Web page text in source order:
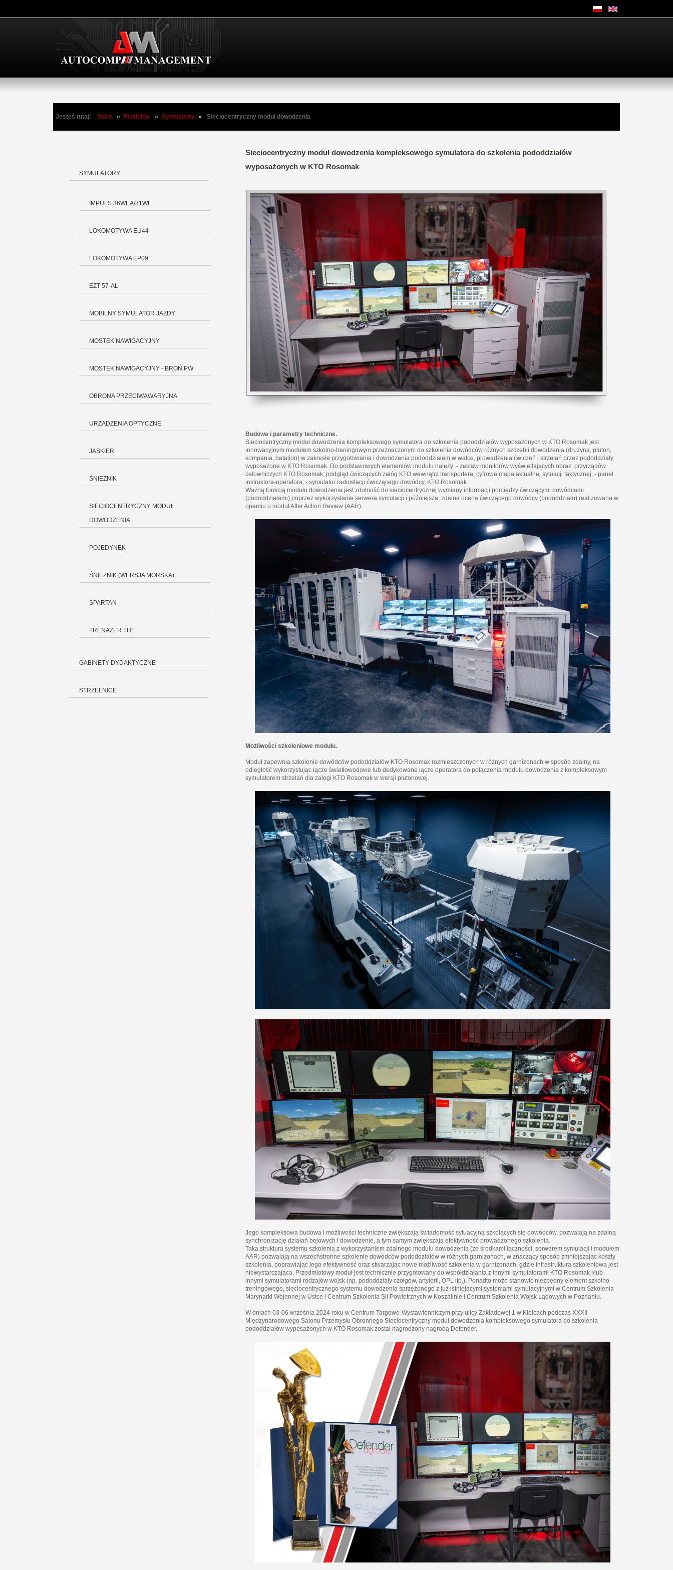
Jesteś tutaj: Start » Produkty » Symulatory » Sieciocentryczny moduł dowodzenia
SYMULATORY
IMPULS 36WEA/31WE
LOKOMOTYWA EU44
LOKOMOTYWA EP09
EZT 57-AL
MOBILNY SYMULATOR JAZDY
MOSTEK NAWIGACYJNY
MOSTEK NAWIGACYJNY - BROŃ PW
OBRONA PRZECIWAWARYJNA
URZĄDZENIA OPTYCZNE
JASKIER
ŚNIEŻNIK
SIECIOCENTRYCZNY MODUŁ
DOWODZENIA
POJEDYNEK
ŚNIEŻNIK (WERSJA MORSKA)
SPARTAN
TRENAŻER TH1
GABINETY DYDAKTYCZNE
STRZELNICE
Sieciocentryczny moduł dowodzenia kompleksowego symulatora do szkolenia pododdziałów
wyposażonych w KTO Rosomak
Budowa i parametry techniczne.
Sieciocentryczny moduł dowodzenia kompleksowego symulatora do szkolenia pododdziałów wyposażonych w KTO Rosomak jest
innowacyjnym modułem szkolno-treningowym przeznaczonym do szkolenia dowódców różnych szczebli dowodzenia (drużyna, pluton,
kompania, batalion) w zakresie przygotowania i dowodzenia pododdziałem w walce, prowadzenia ćwiczeń i strzelań przez pododdziały
wyposażone w KTO Rosomak. Do podstawowych elementów modułu należy: - zestaw monitorów wyświetlających obraz: przyrządów
celowniczych KTO Rosomak; podgląd ćwiczących załóg KTO wewnątrz transportera; cyfrowa mapa aktualnej sytuacji taktycznej; - panel
instruktora-operatora; - symulator radiostacji ćwiczącego dowódcy, KTO Rosomak.
Ważną funkcją modułu dowodzenia jest zdolność do sieciocentrycznej wymiany informacji pomiędzy ćwiczącymi dowódcami
(pododdziałami) poprzez wykorzystanie serwera symulacji i późniejsza, zdalna ocena ćwiczącego dowódcy (pododdziału) realizowana w
oparciu o moduł After Action Review (AAR).
Możliwości szkoleniowe modułu.
Moduł zapewnia szkolenie dowódców pododdziałów KTO Rosomak rozmieszczonych w różnych garnizonach w sposób zdalny, na
odległość wykorzystując łącze światłowodowe lub dedykowane łącze operatora do połączenia modułu dowodzenia z kompleksowym
symulatorem strzelań dla załogi KTO Rosomak w wersji plutonowej.
Jego kompleksowa budowa i możliwości techniczne zwiększają świadomość sytuacyjną szkolących się dowódców, pozwalają na zdalną
synchronizację działań bojowych i dowodzenie, a tym samym zwiększają efektywność prowadzonego szkolenia.
Taka struktura systemu szkolenia z wykorzystaniem zdalnego modułu dowodzenia (ze środkami łączności, serwerem symulacji i modułem
AAR) pozwalają na wszechstronne szkolenie dowódców pododdziałów w różnych garnizonach, w znaczący sposób zmniejszając koszty
szkolenia, poprawiając jego efektywność oraz stwarzając nowe możliwość szkolenia w garnizonach, gdzie infrastruktura szkoleniowa jest
niewystarczająca. Przedmiotowy moduł jest technicznie przygotowany do współdziałania z innymi symulatorami KTO Rosomak i/lub
innymi symulatorami rodzajów wojsk (np. pododdziały czołgów, artylerii, OPL itp.). Ponadto może stanowić niezbędny element szkolno-
treningowego, sieciocentrycznego systemu dowodzenia sprzężonego z już istniejącymi systemami symulacyjnymi w Centrum Szkolenia
Marynarki Wojennej w Ustce i Centrum Szkolenia Sił Powietrznych w Koszalinie i Centrum Szkolenia Wojsk Lądowych w Poznaniu.
W dniach 03-06 września 2024 roku w Centrum Targowo-Wystawienniczym przy ulicy Zakładowej 1 w Kielcach podczas XXXII
Międzynarodowego Salonu Przemysłu Obronnego Sieciocentryczny moduł dowodzenia kompleksowego symulatora do szkolenia
pododdziałów wyposażonych w KTO Rosomak został nagrodzony nagrodą Defender.